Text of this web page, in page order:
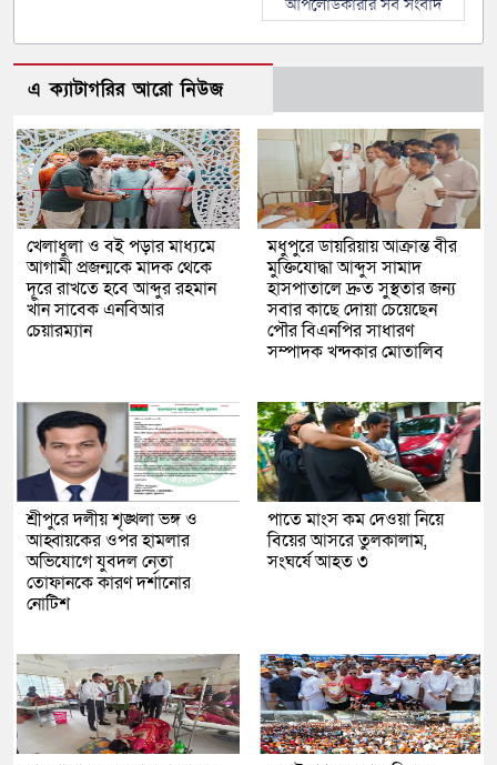
এ ক্যাটাগরির আরো নিউজ
খেলাধুলা ও বই পড়ার মাধ্যমে
আগামী প্রজন্মকে মাদক থেকে
দূরে রাখতে হবে আব্দুর রহমান
খাঁন সাবেক এনবিআর
চেয়ারম্যান
মধুপুরে ডায়রিয়ায় আক্রান্ত বীর
মুক্তিযোদ্ধা আব্দুস সামাদ
হাসপাতালে দ্রুত সুস্থতার জন্য
সবার কাছে দোয়া চেয়েছেন
পৌর বিএনপির সাধারণ
সম্পাদক খন্দকার মোতালিব
শ্রীপুরে দলীয় শৃঙ্খলা ভঙ্গ ও
আহ্বায়কের ওপর হামলার
অভিযোগে যুবদল নেতা
তোফানকে কারণ দর্শানোর
নোটিশ
পাতে মাংস কম দেওয়া নিয়ে
বিয়ের আসরে তুলকালাম,
সংঘর্ষে আহত ৩